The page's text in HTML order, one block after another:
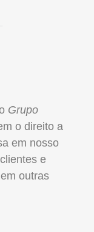
Grupo
o direito a
em nosso
e
outras